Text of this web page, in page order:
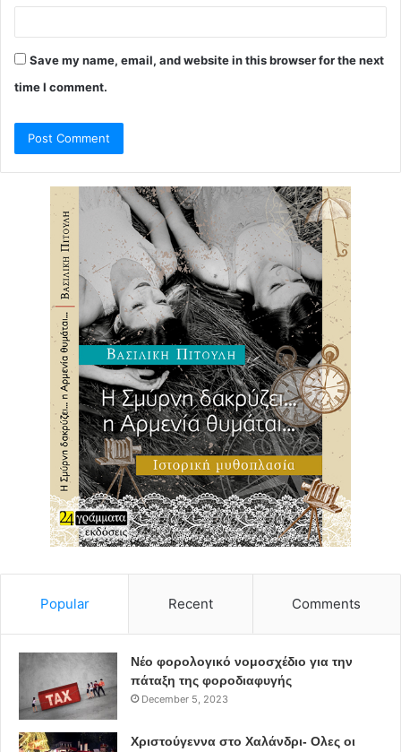
Save my name, email, and website in this browser for the next
time I comment.
Popular Recent Comments
Νέο φορολογικό νομοσχέδιο για την
πάταξη της φοροδιαφυγής
December 5, 2023
Χριστούγεννα στο Χαλάνδρι- Ολες οι